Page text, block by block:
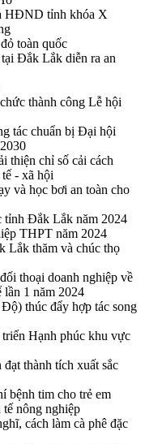
HĐND tỉnh khóa X
toàn quốc
Đắk Lắk diễn ra an
thành công Lễ hội
tác chuẩn bị Đại hội
thiện chỉ số cải cách
- xã hội
và học bơi an toàn cho
tỉnh Đắk Lắk năm 2024
THPT năm 2024
Lắk thăm và chúc thọ
thoại doanh nghiệp về
lần 1 năm 2024
thúc đẩy hợp tác song
Hạnh phúc khu vực
thành tích xuất sắc
bệnh tim cho trẻ em
nông nghiệp
cách làm cà phê đặc